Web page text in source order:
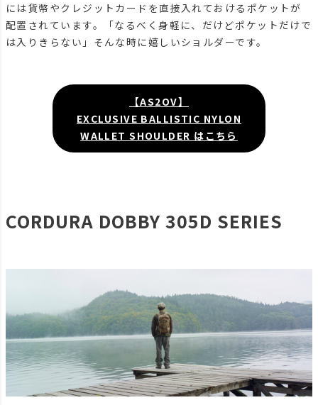
には貨幣やクレジットカードを直接入れておけるポケットが
配置されています。「なるべく身軽に、だけどポケットだけで
は入りきらない」そんな時に嬉しいショルダーです。
【AS2OV】
EXCLUSIVE BALLISTIC NYLON
WALLET SHOULDER はこちら
CORDURA DOBBY 305D SERIES